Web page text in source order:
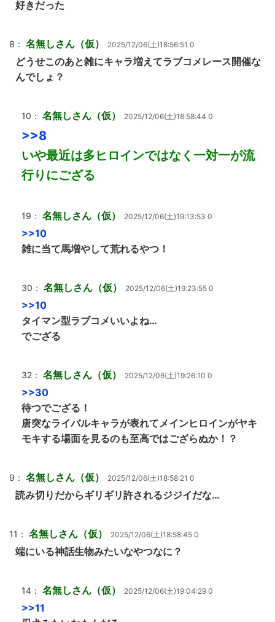
好きだった
8： 名無しさん（仮） 2025/12/06(土)18:56:51 0
どうせこのあと雑にキャラ増えてラブコメレース開催な
んでしょ？
10： 名無しさん（仮） 2025/12/06(土)18:58:44 0
>>8
いや最近は多ヒロインではなく一対一が流
行りにござる
19： 名無しさん（仮） 2025/12/06(土)19:13:53 0
>>10
雑に当て馬増やして荒れるやつ！
30： 名無しさん（仮） 2025/12/06(土)19:23:55 0
>>10
タイマン型ラブコメいいよね…
でござる
32： 名無しさん（仮） 2025/12/06(土)19:26:10 0
>>30
待つでござる！
唐突なライバルキャラが表れてメインヒロインがヤキ
モキする場面を見るのも至高ではござらぬか！？
9： 名無しさん（仮） 2025/12/06(土)18:58:21 0
読み切りだからギリギリ許されるジジイだな…
11： 名無しさん（仮） 2025/12/06(土)18:58:45 0
端にいる神話生物みたいなやつなに？
14： 名無しさん（仮） 2025/12/06(土)19:04:29 0
>>11